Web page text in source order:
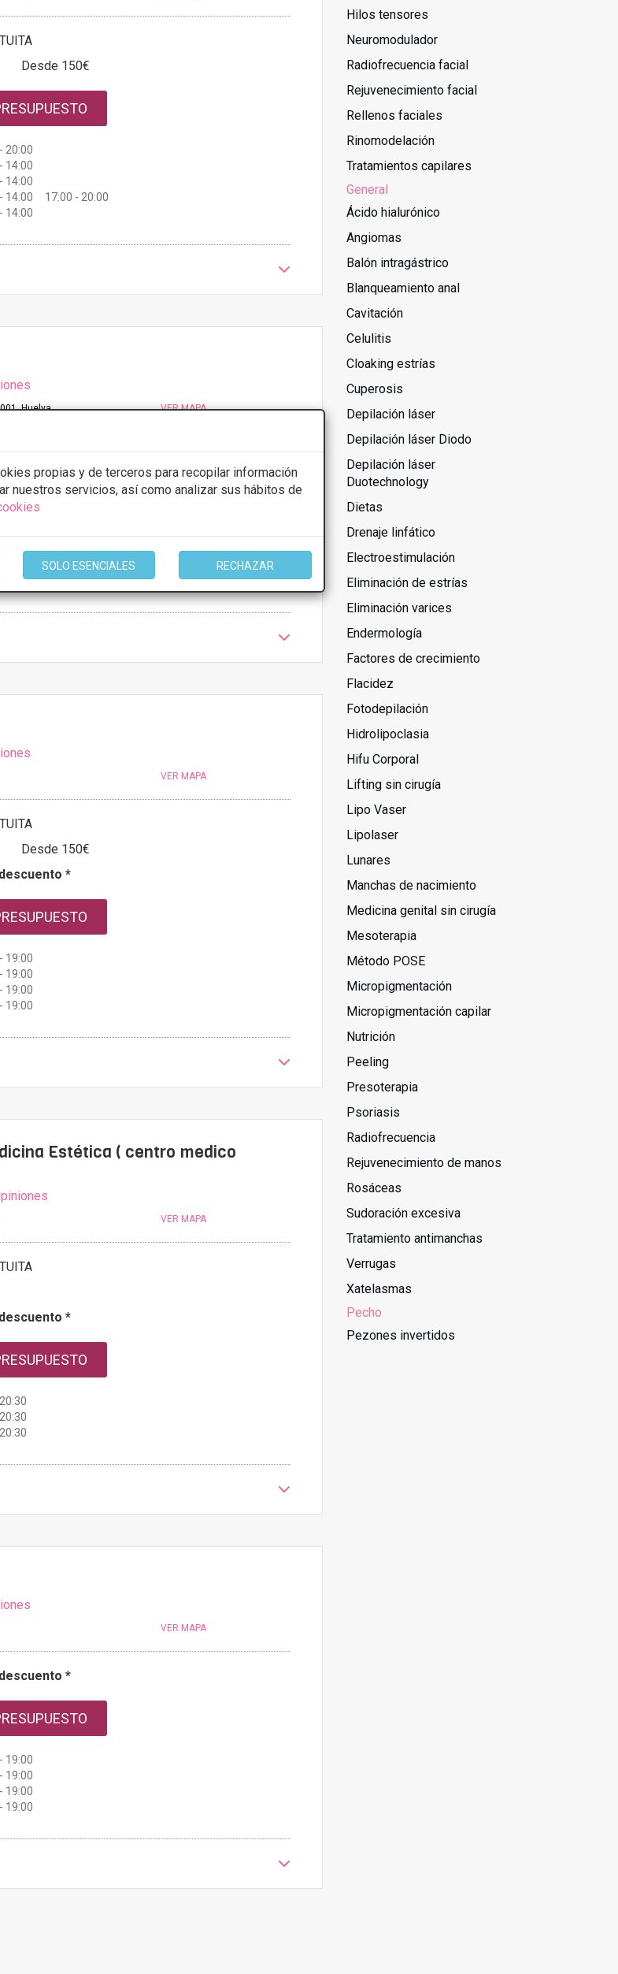
propias y de terceros para recopilar información
nuestros servicios, así como analizar sus hábitos de
SOLO ESENCIALES RECHAZAR
Desde 150€
20:00
14:00
14:00
- 14:00 17:00 - 20:00
14:00
Huelva VER MAPA
Desde 150€
*
13:00 17:00 - 20:00
13:00 17:00 - 19:00
VER MAPA
Desde 150€
*
19:00
19:00
19:00
19:00
Estética ( centro medico
VER MAPA
*
VER MAPA
*
19:00
19:00
19:00
19:00
Hilos tensores
Neuromodulador
Radiofrecuencia facial
Rejuvenecimiento facial
Rellenos faciales
Rinomodelación
Tratamientos capilares
General
Ácido hialurónico
Angiomas
Balón intragástrico
Blanqueamiento anal
Cavitación
Celulitis
Cloaking estrías
Cuperosis
Depilación láser
Depilación láser Diodo
Depilación láser
Duotechnology
Dietas
Drenaje linfático
Electroestimulación
Eliminación de estrías
Eliminación varices
Endermología
Factores de crecimiento
Flacidez
Fotodepilación
Hidrolipoclasia
Hifu Corporal
Lifting sin cirugía
Lipo Vaser
Lipolaser
Lunares
Manchas de nacimiento
Medicina genital sin cirugía
Mesoterapia
Método POSE
Micropigmentación
Micropigmentación capilar
Nutrición
Peeling
Presoterapia
Psoriasis
Radiofrecuencia
Rejuvenecimiento de manos
Rosáceas
Sudoración excesiva
Tratamiento antimanchas
Verrugas
Xatelasmas
Pecho
Pezones invertidos